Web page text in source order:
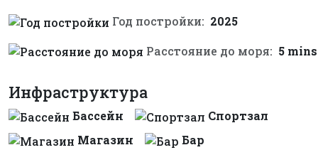
Год постройки: 2025
Расстояние до моря: 5 mins
Инфраструктура
Бассейн
Спортзал
Магазин
Бар